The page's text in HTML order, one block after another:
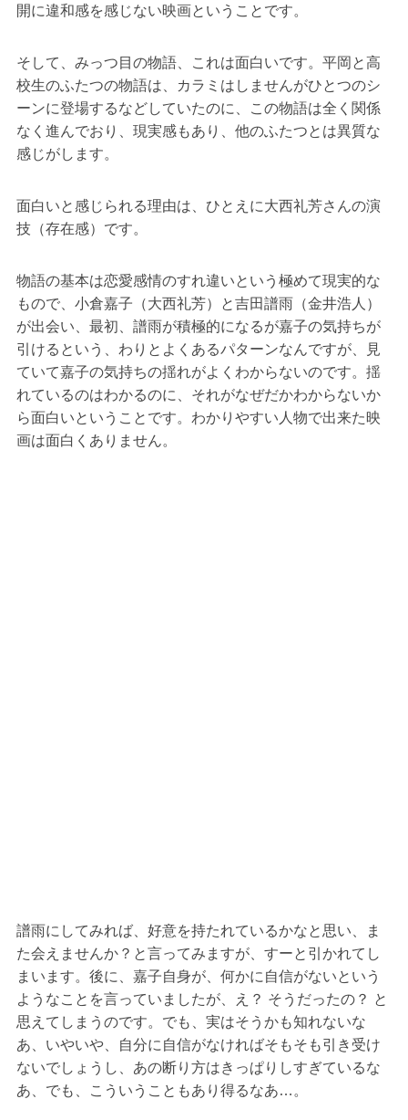
開に違和感を感じない映画ということです。
そして、みっつ目の物語、これは面白いです。平岡と高
校生のふたつの物語は、カラミはしませんがひとつのシ
ーンに登場するなどしていたのに、この物語は全く関係
なく進んでおり、現実感もあり、他のふたつとは異質な
感じがします。
面白いと感じられる理由は、ひとえに大西礼芳さんの演
技（存在感）です。
物語の基本は恋愛感情のすれ違いという極めて現実的な
もので、小倉嘉子（大西礼芳）と吉田譜雨（金井浩人）
が出会い、最初、譜雨が積極的になるが嘉子の気持ちが
引けるという、わりとよくあるパターンなんですが、見
ていて嘉子の気持ちの揺れがよくわからないのです。揺
れているのはわかるのに、それがなぜだかわからないか
ら面白いということです。わかりやすい人物で出来た映
画は面白くありません。
譜雨にしてみれば、好意を持たれているかなと思い、ま
た会えませんか？と言ってみますが、すーと引かれてし
まいます。後に、嘉子自身が、何かに自信がないという
ようなことを言っていましたが、え？ そうだったの？ と
思えてしまうのです。でも、実はそうかも知れないな
あ、いやいや、自分に自信がなければそもそも引き受け
ないでしょうし、あの断り方はきっぱりしすぎているな
あ、でも、こういうこともあり得るなあ…。